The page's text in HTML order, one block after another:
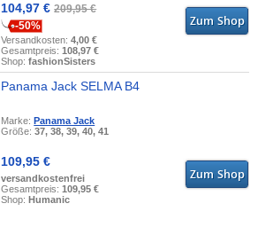
104,97 €209,95 €
-50%
Versandkosten:4,00 €
Gesamtpreis:108,97 €
Shop:fashionSisters
Panama Jack SELMA B4
Marke:Panama Jack
Größe:37, 38, 39, 40, 41
109,95 €
versandkostenfrei
Gesamtpreis:109,95 €
Shop:Humanic